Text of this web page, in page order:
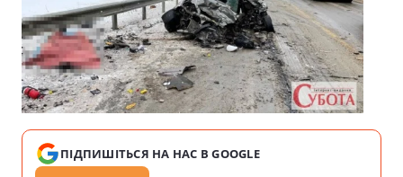
ПІДПИШІТЬСЯ НА НАС В GOOGLE